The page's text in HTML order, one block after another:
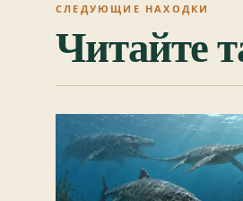
СЛЕДУЮЩИЕ НАХОДКИ
Читайте